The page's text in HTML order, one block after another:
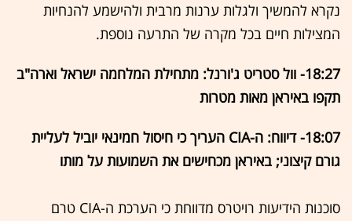
נקרא להמשיך ולגלות ערנות מרבית ולהישמע להנחיות
המצילות חיים בכל מקרה של התרעה נוספת.
18:27- וול סטריט ג'ורנל: מתחילת המלחמה ישראל וארה"ב
תקפו באיראן מאות מטרות
18:07- דיווח: ה-CIA העריך כי חיסול חמינאי יוביל לעליית
גורם קיצוני; באיראן מכחישים את השמועות על מותו
סוכנות הידיעות רויטרס מדווחת כי הערכת ה-CIA טרם